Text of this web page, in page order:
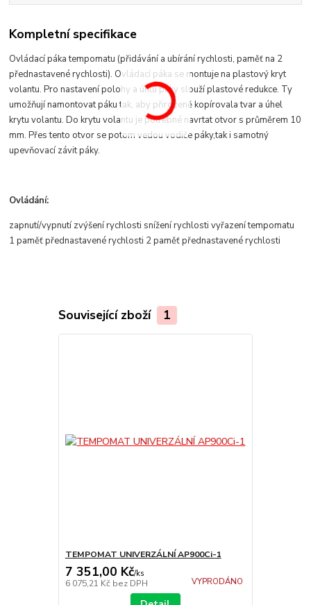
Kompletní specifikace
Ovládací páka tempomatu (přidávání a ubírání rychlosti, paměť na 2
přednastavené rychlosti). Ovládací páka se montuje na plastový kryt
volantu. Pro nastavení polohy a úhlu páky slouží plastové redukce. Ty
umožňují namontovat páku tak, aby přirozeně kopírovala tvar a úhel
krytu volantu. Do krytu volantu je potřebné navrtat otvor s průměrem 10
mm. Přes tento otvor se potom vedou vodiče páky,tak i samotný
upevňovací závit páky.
Ovládání:
zapnutí/vypnutí zvýšení rychlosti snížení rychlosti vyřazení tempomatu
1 paměť přednastavené rychlosti 2 paměť přednastavené rychlosti
Související zboží 1
TEMPOMAT UNIVERZÁLNÍ AP900Ci-1
7 351,00 Kč/ks
6 075,21 Kč bez DPH VYPRODÁNO